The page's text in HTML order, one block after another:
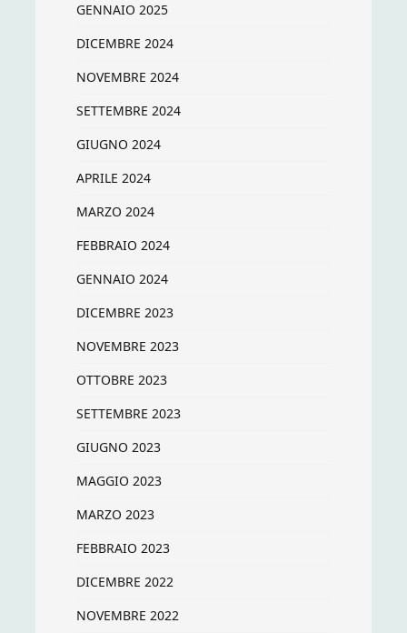
GENNAIO 2025
DICEMBRE 2024
NOVEMBRE 2024
SETTEMBRE 2024
GIUGNO 2024
APRILE 2024
MARZO 2024
FEBBRAIO 2024
GENNAIO 2024
DICEMBRE 2023
NOVEMBRE 2023
OTTOBRE 2023
SETTEMBRE 2023
GIUGNO 2023
MAGGIO 2023
MARZO 2023
FEBBRAIO 2023
DICEMBRE 2022
NOVEMBRE 2022